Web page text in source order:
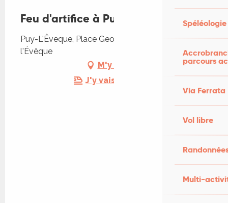
Spéléologie
parcours
Via Ferrata
Vol libre
Multi-
Feu d'artifice à Puy-l'Evêque
Puy-L'Êveque, Place Georges Henry, 46700 Puy-
l'Évêque
M'y rendre
J'y vais en train !